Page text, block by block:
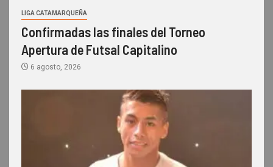
LIGA CATAMARQUEÑA
Confirmadas las finales del Torneo
Apertura de Futsal Capitalino
6 agosto, 2026